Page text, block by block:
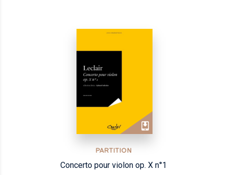
PARTITION
Concerto pour violon op. X n°1